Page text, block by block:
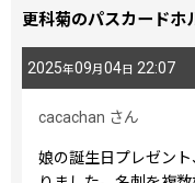
更科菊のパスカードホ
2025年09月 04 日 22:07
cacachan さん
娘の誕生日プレゼン